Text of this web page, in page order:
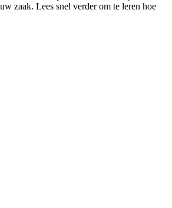
zaak. Lees snel verder om te leren hoe